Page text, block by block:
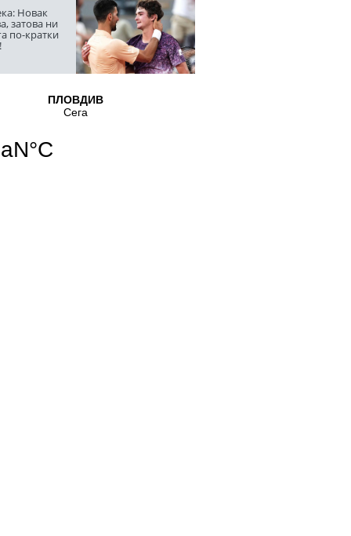
Новак
затова ни
по-кратки